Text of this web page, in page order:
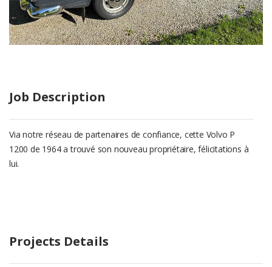
Job Description
Via notre réseau de partenaires de confiance, cette Volvo P
1200 de 1964 a trouvé son nouveau propriétaire, félicitations à
lui.
Projects Details